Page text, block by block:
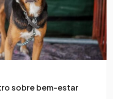
sobre bem-estar